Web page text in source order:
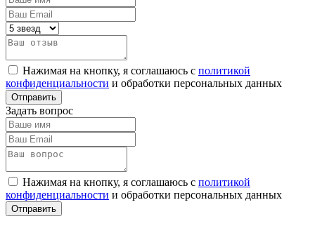
Нажимая на кнопку, я соглашаюсь с политикой
конфиденциальности и обработки персональных данных
Задать вопрос
Нажимая на кнопку, я соглашаюсь с политикой
конфиденциальности и обработки персональных данных